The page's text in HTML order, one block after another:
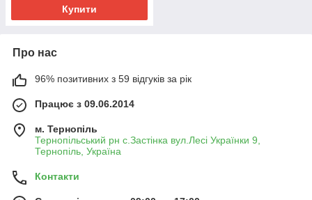
Купити
Про нас
96% позитивних з 59 відгуків за рік
Працює з 09.06.2014
м. Тернопіль
Тернопільський рн с.Застінка вул.Лесі Українки 9,
Тернопіль, Україна
Контакти